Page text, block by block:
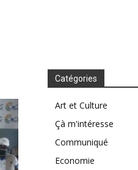
Catégories
Art et Culture
Çà m'intéresse
Communiqué
Economie